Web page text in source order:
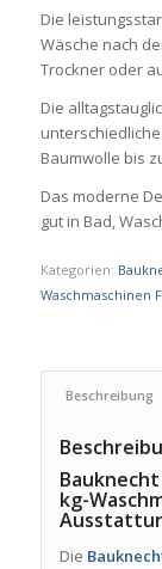
Die
Wäsche nach
Trockner oder
Die
Baumwolle bis
Das moderne
gut in Bad,
Kategorien:
Waschmaschinen
Beschreibung
Bauknecht
kg-
Die